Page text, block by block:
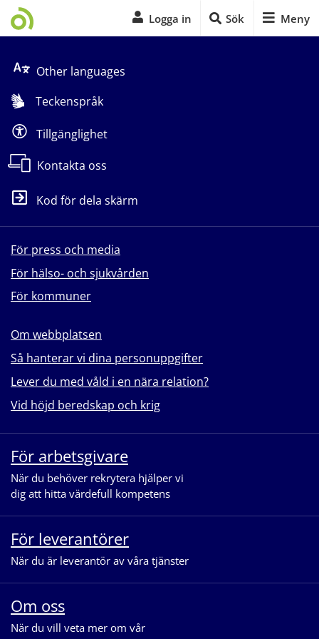
Logga in Sök Meny
Other languages
Teckenspråk
Tillgänglighet
Kontakta oss
Kod för dela skärm
För press och media
För hälso- och sjukvården
För kommuner
Om webbplatsen
Så hanterar vi dina personuppgifter
Lever du med våld i en nära relation?
Vid höjd beredskap och krig
För arbetsgivare
När du behöver rekrytera hjälper vi
dig att hitta värdefull kompetens
För leverantörer
När du är leverantör av våra tjänster
Om oss
När du vill veta mer om vår